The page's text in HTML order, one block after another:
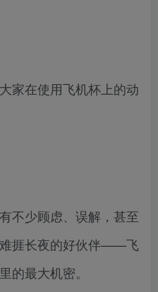
家在使用飞机杯上的动
不少顾虑、误解，甚至
捱长夜的好伙伴——飞
的最大机密。